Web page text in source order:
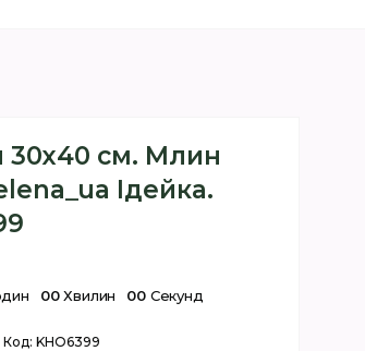
30х40 см. Млин
Ідейка.
00 Хвилин 00 Секунд
Код: KHO6399